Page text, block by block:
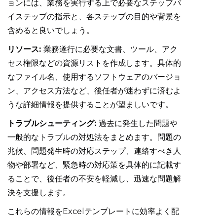
ョンには、業務を実行する上で必要なステップバ
イステップの指示と、各ステップの目的や背景を
含めると良いでしょう。
リソース: 業務遂行に必要な文書、ツール、アク
セス権限などの資源リストを作成します。具体的
なファイル名、使用するソフトウェアのバージョ
ン、アクセス方法など、後任者が迷わずに済むよ
うな詳細情報を提供することが望ましいです。
トラブルシューティング: 過去に発生した問題や
一般的なトラブルの対処法をまとめます。問題の
兆候、問題発生時の対応ステップ、連絡すべき人
物や部署など、緊急時の対応策を具体的に記載す
ることで、後任者の不安を軽減し、迅速な問題解
決を支援します。
これらの情報をExcelテンプレートに効率よく配